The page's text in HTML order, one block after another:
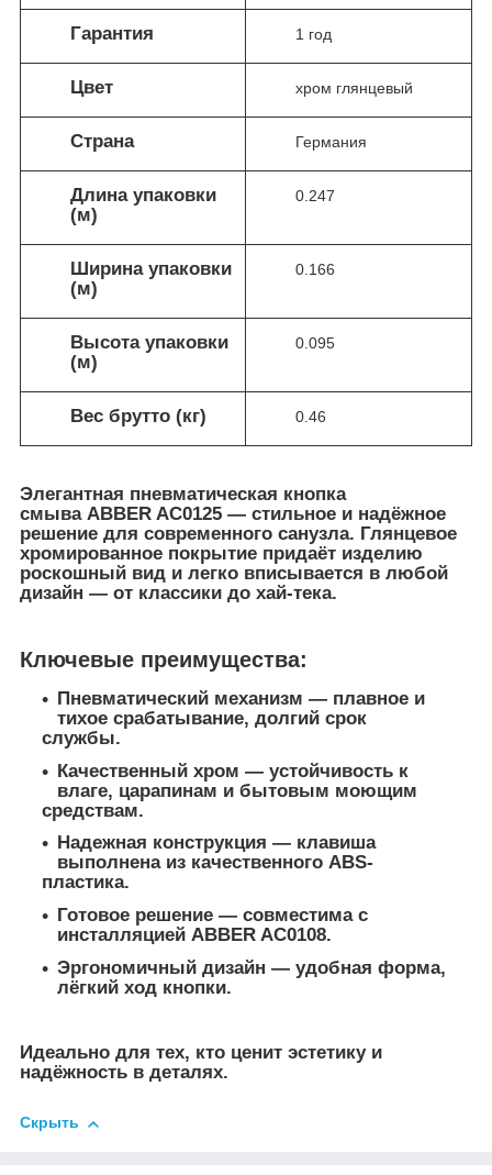
Гарантия 1 год
Цвет хром глянцевый
Страна Германия
Длина упаковки
(м)
0.247
Ширина упаковки
(м)
0.166
Высота упаковки
(м)
0.095
Вес брутто (кг) 0.46
Элегантная пневматическая кнопка
смыва ABBER AC0125 — cтильное и надёжное
решение для современного санузла. Глянцевое
хромированное покрытие придаёт изделию
роскошный вид и легко вписывается в любой
дизайн — от классики до хай‑тека.
Ключевые преимущества:
Пневматический механизм — плавное и
тихое срабатывание, долгий срок
службы.
Качественный хром — устойчивость к
влаге, царапинам и бытовым моющим
средствам.
Надежная конструкция — клавиша
выполнена из качественного ABS-
пластика.
Готовое решение — совместима с
инсталляцией ABBER AC0108.
Эргономичный дизайн — удобная форма,
лёгкий ход кнопки.
Идеально для тех, кто ценит эстетику и
надёжность в деталях.
Скрыть